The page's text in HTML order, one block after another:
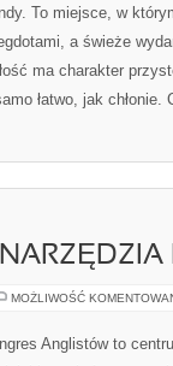
To miejsce, w
a świeże
ma charakter
łatwo, jak chłonie.
MOŻLIWOŚĆ
Anglistów to